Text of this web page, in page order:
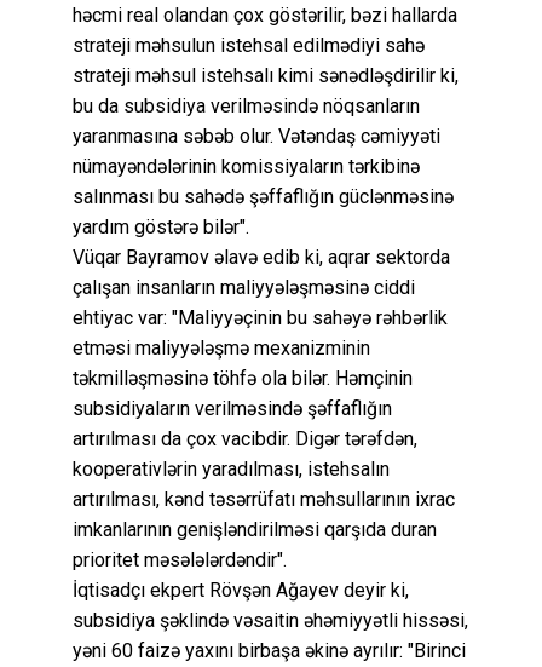
həcmi real olandan çox göstərilir, bəzi hallarda
strateji məhsulun istehsal edilmədiyi sahə
strateji məhsul istehsalı kimi sənədləşdirilir ki,
bu da subsidiya verilməsində nöqsanların
yaranmasına səbəb olur. Vətəndaş cəmiyyəti
nümayəndələrinin komissiyaların tərkibinə
salınması bu sahədə şəffaflığın güclənməsinə
yardım göstərə bilər".
Vüqar Bayramov əlavə edib ki, aqrar sektorda
çalışan insanların maliyyələşməsinə ciddi
ehtiyac var: "Maliyyəçinin bu sahəyə rəhbərlik
etməsi maliyyələşmə mexanizminin
təkmilləşməsinə töhfə ola bilər. Həmçinin
subsidiyaların verilməsində şəffaflığın
artırılması da çox vacibdir. Digər tərəfdən,
kooperativlərin yaradılması, istehsalın
artırılması, kənd təsərrüfatı məhsullarının ixrac
imkanlarının genişləndirilməsi qarşıda duran
prioritet məsələlərdəndir".
İqtisadçı ekpert Rövşən Ağayev deyir ki,
subsidiya şəklində vəsaitin əhəmiyyətli hissəsi,
yəni 60 faizə yaxını birbaşa əkinə ayrılır: "Birinci